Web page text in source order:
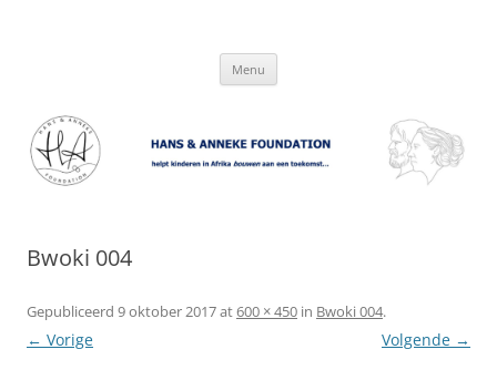
Menu
Bwoki 004
Gepubliceerd 9 oktober 2017at600 × 450 in Bwoki 004.
← Vorige Volgende →